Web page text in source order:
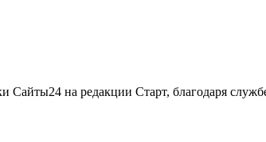
Сайты24 на редакции Старт, благодаря